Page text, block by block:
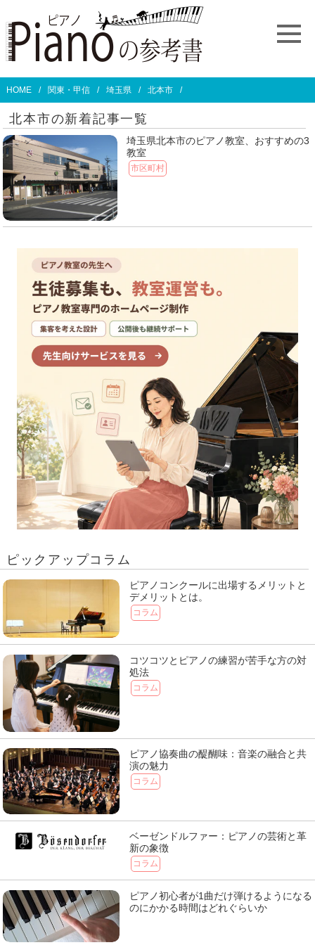
HOME 関東・甲信 埼玉県 北本市
北本市の新着記事一覧
埼玉県北本市のピアノ教室、おすすめの3
教室
市区町村
ピックアップコラム
ピアノコンクールに出場するメリットと
デメリットとは。
コラム
コツコツとピアノの練習が苦手な方の対
処法
コラム
ピアノ協奏曲の醍醐味：音楽の融合と共
演の魅力
コラム
ベーゼンドルファー：ピアノの芸術と革
新の象徴
コラム
ピアノ初心者が1曲だけ弾けるようになる
のにかかる時間はどれぐらいか